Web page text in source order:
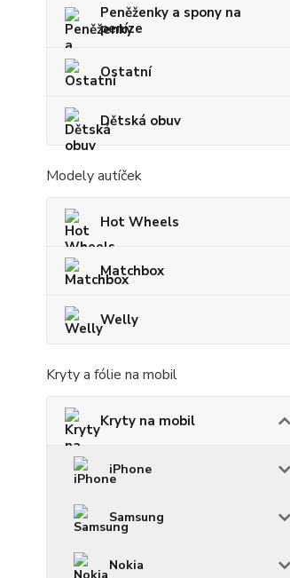
Peněženky a spony na
peníze
Ostatní
Dětská obuv
Modely autíček
Hot Wheels
Matchbox
Welly
Kryty a fólie na mobil
Kryty na mobil
iPhone
Samsung
Nokia